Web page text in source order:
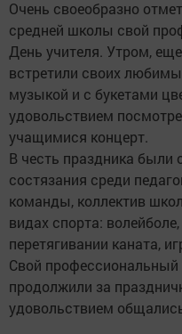
Очень своеобразно
средней школы свой
День учителя. Утром,
встретили своих
музыкой и с букетами
удовольствием
учащимися концерт.
В честь праздника были
состязания среди
команды, коллектив
видах спорта:
перетягивании каната,
Свой профессиональный
продолжили за
удовольствием